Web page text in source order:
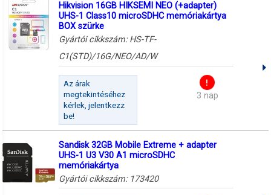
Hikvision 16GB HIKSEMI NEO (+adapter)
UHS-1 Class10 microSDHC memóriakártya
BOX szürke
Gyártói cikkszám: HS-TF-
C1(STD)/16G/NEO/AD/W
Az árak
megtekintéséhez
kérlek, jelentkezz
be!
3 nap
Sandisk 32GB Mobile Extreme + adapter
UHS-1 U3 V30 A1 microSDHC
memóriakártya
Gyártói cikkszám: 173420